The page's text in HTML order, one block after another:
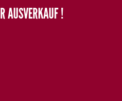
AUSVERKAUF !